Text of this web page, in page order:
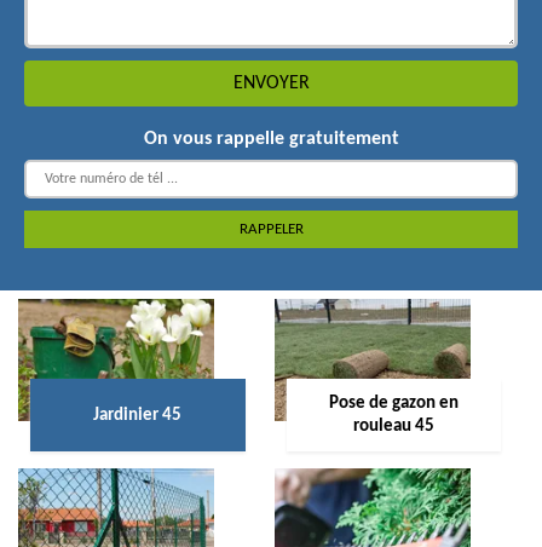
On vous rappelle gratuitement
Jardinier 45
Pose de gazon en
rouleau 45